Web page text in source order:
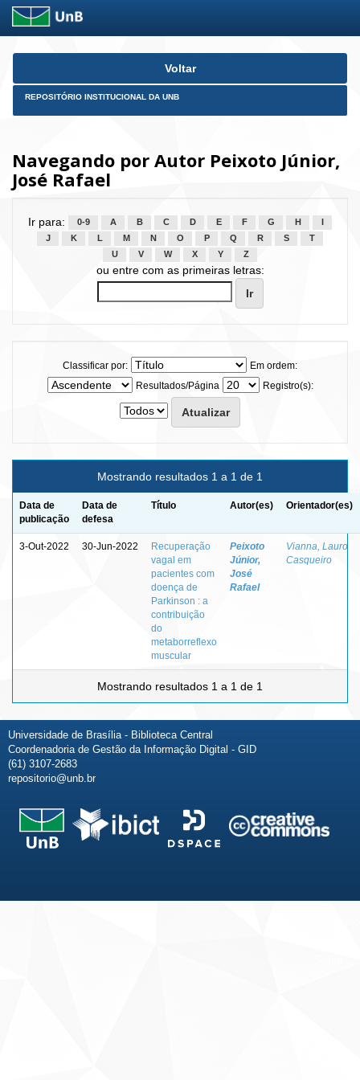
Skip
Voltar
REPOSITÓRIO INSTITUCIONAL DA UNB
Navegando por Autor Peixoto Júnior,
José Rafael
Ir para: 0-9 A B C D E F G H
J
K L M N O P Q R S
T
U
V W X Y Z
ou entre com as primeiras letras:
Classificar por:
Em ordem:
Resultados/Página
Registro(s):
Mostrando resultados 1 a 1 de 1
Data de
publicação
Data de
defesa
Título Autor(es) Orientador(es)
3-Out-2022 30-Jun-2022
Recuperação
vagal em
pacientes com
doença de
Parkinson : a
contribuição
do
metaborreflexo
muscular
Peixoto
Júnior,
José
Rafael
Vianna, Lauro
Casqueiro
Mostrando resultados 1 a 1 de 1
Universidade de Brasília - Biblioteca Central
Coordenadoria de Gestão da Informação Digital - GID
(61) 3107-2683
repositorio@unb.br